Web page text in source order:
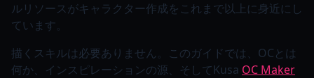
ルリソースがキャラクター作成をこれまで以上に身近にし
ています。
描くスキルは必要ありません。このガイドでは、OCとは
何か、インスピレーションの源、そしてKusa OC Maker